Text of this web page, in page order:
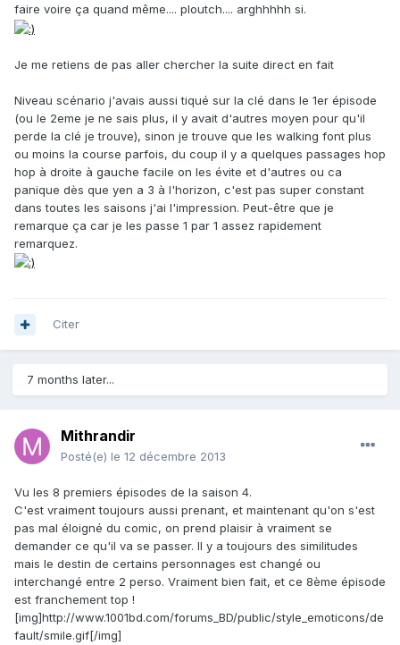
faire voire ça quand même.... ploutch.... arghhhhh si.
Je me retiens de pas aller chercher la suite direct en fait
Niveau scénario j'avais aussi tiqué sur la clé dans le 1er épisode
(ou le 2eme je ne sais plus, il y avait d'autres moyen pour qu'il
perde la clé je trouve), sinon je trouve que les walking font plus
ou moins la course parfois, du coup il y a quelques passages hop
hop à droite à gauche facile on les évite et d'autres ou ca
panique dès que yen a 3 à l'horizon, c'est pas super constant
dans toutes les saisons j'ai l'impression. Peut-être que je
remarque ça car je les passe 1 par 1 assez rapidement
remarquez.
Citer
7 months later...
Mithrandir
Posté(e) le 12 décembre 2013
Vu les 8 premiers épisodes de la saison 4.
C'est vraiment toujours aussi prenant, et maintenant qu'on s'est
pas mal éloigné du comic, on prend plaisir à vraiment se
demander ce qu'il va se passer. Il y a toujours des similitudes
mais le destin de certains personnages est changé ou
interchangé entre 2 perso. Vraiment bien fait, et ce 8ème épisode
est franchement top !
[img]http://www.1001bd.com/forums_BD/public/style_emoticons/de
fault/smile.gif[/img]